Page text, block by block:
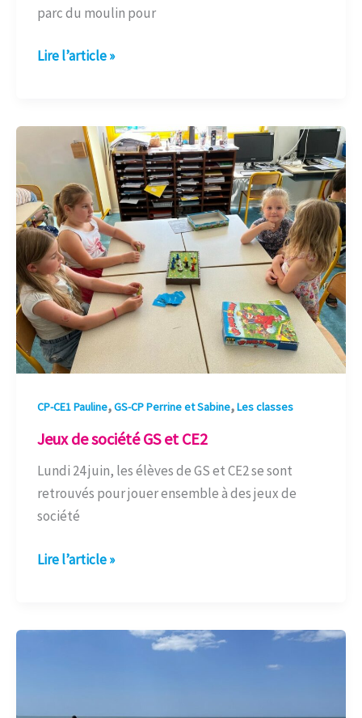
parc du moulin pour
Lire l’article »
CP-CE1 Pauline,GS-CP Perrine et Sabine,Les classes
Jeux de société GS et CE2
Lundi 24 juin, les élèves de GS et CE2 se sont
retrouvés pour jouer ensemble à des jeux de
société
société
GS
et
CE2
Lire l’article »